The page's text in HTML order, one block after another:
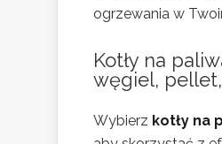
ogrzewania w
Kotły na
węgiel,
Wybierz kotły na